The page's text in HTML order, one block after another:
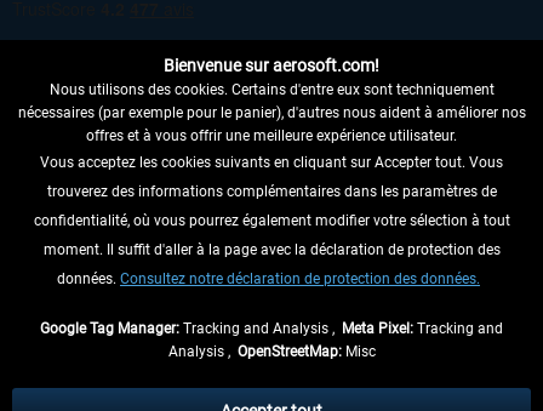
RENONCER AU CONTRAT ICI
INFORMATIONS
NE MANQUEZ PAS LES DERNIÈRES
échéant, frais de remboursement, si aucune description contraire.
Bienvenue sur aerosoft.com!
Nous utilisons des cookies. Certains d'entre eux sont techniquement
nécessaires (par exemple pour le panier), d'autres nous aident à améliorer nos
offres et à vous offrir une meilleure expérience utilisateur.
Vous acceptez les cookies suivants en cliquant sur Accepter tout. Vous
trouverez des informations complémentaires dans les paramètres de
confidentialité, où vous pourrez également modifier votre sélection à tout
moment. Il suffit d'aller à la page avec la déclaration de protection des
données. Consultez notre déclaration de protection des données.
Google Tag Manager: Tracking and Analysis , Meta Pixel: Tracking and
Analysis , OpenStreetMap:Misc